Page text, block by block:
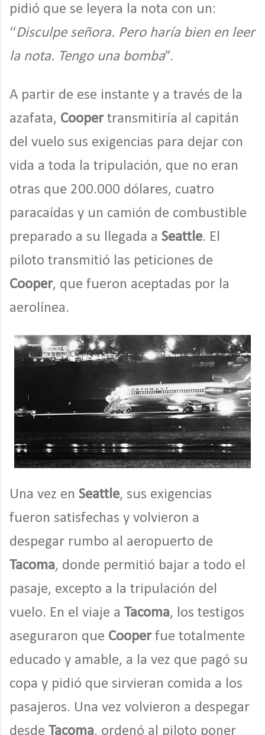
pidió que se leyera la nota con un:
“Disculpe señora. Pero haría bien en leer
la nota. Tengo una bomba”.
A partir de ese instante y a través de la
azafata, Coopertransmitiría al capitán
del vuelo sus exigencias para dejar con
vida a toda la tripulación, que no eran
otras que 200.000 dólares, cuatro
paracaídas y un camión de combustible
preparado a su llegada a Seattle. El
piloto transmitió las peticiones de
Cooper, que fueron aceptadas por la
aerolínea.
Una vez en Seattle, sus exigencias
fueron satisfechas y volvieron a
despegar rumbo al aeropuerto de
Tacoma, donde permitió bajar a todo el
pasaje, excepto a la tripulación del
vuelo. En el viaje a Tacoma, los testigos
aseguraron que Cooperfue totalmente
educado y amable, a la vez que pagó su
copa y pidió que sirvieran comida a los
pasajeros. Una vez volvieron a despegar
desde Tacoma, ordenó al piloto poner